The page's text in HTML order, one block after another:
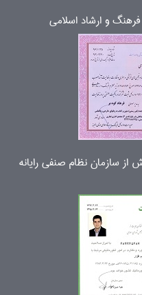
و ارشاد اسلامی
سازمان نظام صنفی رایانه